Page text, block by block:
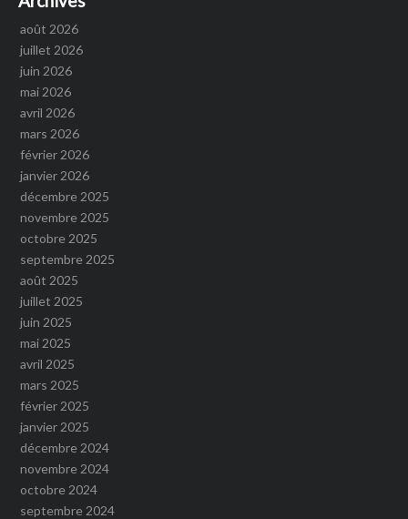
août 2026
juillet 2026
juin 2026
mai 2026
avril 2026
mars 2026
février 2026
janvier 2026
décembre 2025
novembre 2025
octobre 2025
septembre 2025
août 2025
juillet 2025
juin 2025
mai 2025
avril 2025
mars 2025
février 2025
janvier 2025
décembre 2024
novembre 2024
octobre 2024
septembre 2024